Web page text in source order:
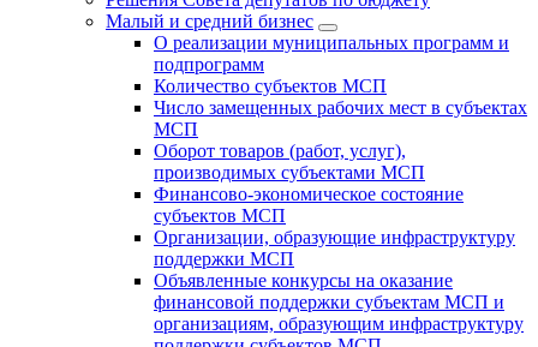
Малый и средний бизнес
О реализации муниципальных программ и
подпрограмм
Количество субъектов МСП
Число замещенных рабочих мест в субъектах
МСП
Оборот товаров (работ, услуг),
производимых субъектами МСП
Финансово-экономическое состояние
субъектов МСП
Организации, образующие инфраструктуру
поддержки МСП
Объявленные конкурсы на оказание
финансовой поддержки субъектам МСП и
организациям, образующим инфраструктуру